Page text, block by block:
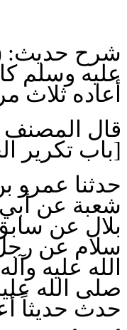
شرح حديث:
عليه وسلم
أعاده ثلاث
قال المصنف
[باب تكرير
حدثنا عمرو
شعبة عن
بلال عن
سلام عن
الله عليه
صلى الله
حدث حديثاً